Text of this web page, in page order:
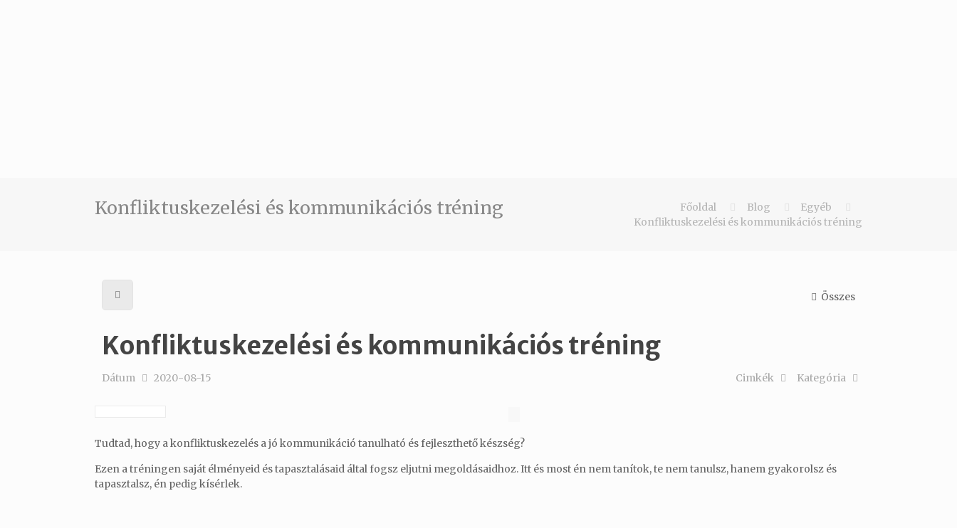
Konfliktuskezelési és kommunikációs tréning Főoldal Blog
Egyéb
Konfliktuskezelési és kommunikációs tréning
Összes
Konfliktuskezelési és kommunikációs tréning
Dátum 2020-08-15 Kategória
Cimkék
Tudtad, hogy a konfliktuskezelés a jó kommunikáció tanulható és fejleszthető készség?
Ezen a tréningen saját élményeid és tapasztalásaid által fogsz eljutni megoldásaidhoz. Itt és most én nem tanítok, te nem tanulsz, hanem gyakorolsz és
tapasztalsz, én pedig kísérlek.